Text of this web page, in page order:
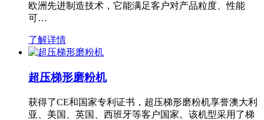
欧洲先进制造技术，它能满足客户对产品粒度、性能
可…
了解详情
超压梯形磨粉机
获得了CE和国家专利证书，超压梯形磨粉机享誉澳大利
亚、美国、英国、西班牙等客户国家。该机型采用了梯